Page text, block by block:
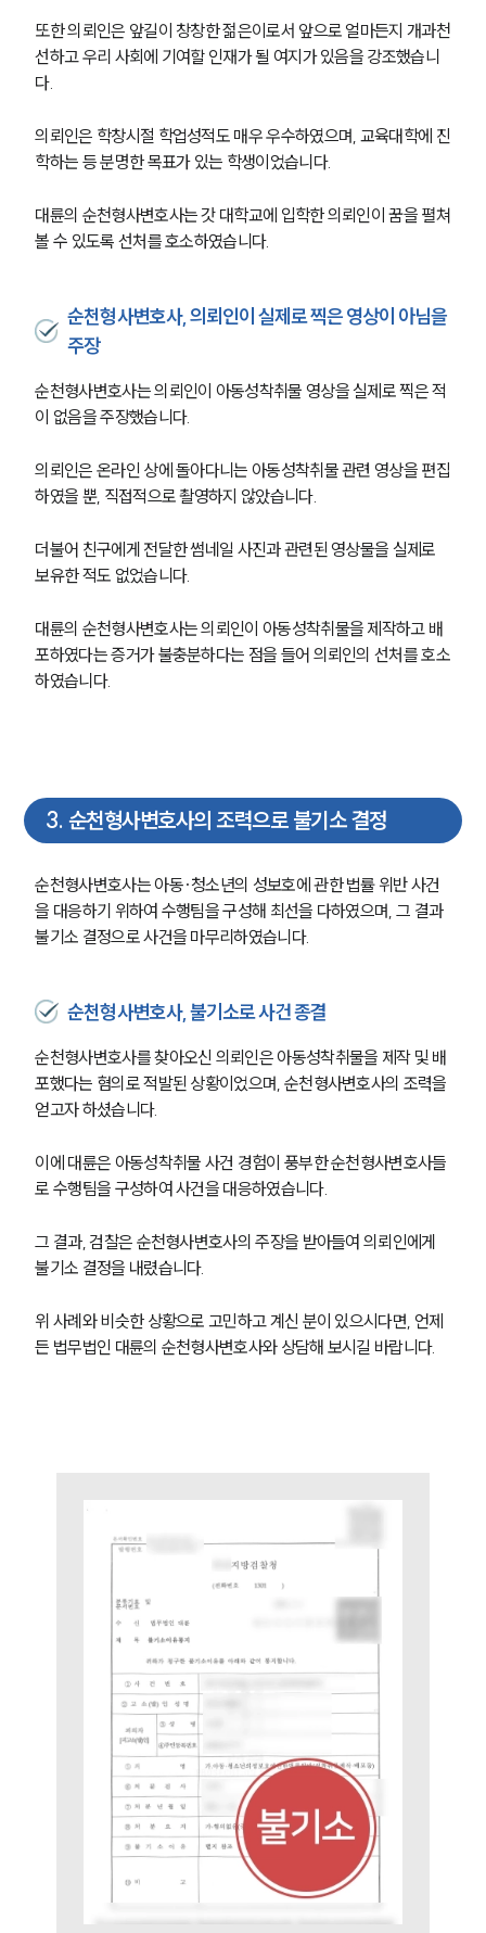
팀소개
대륜의 강점
오시는 길
고객의 소리
통합검색
AI대륜
업무사례
주요 업무사례
사례분석/최신동향
법률정보
법률지식인
고객후기
또한 의뢰인은 앞길이 창창한 젊은이로서 앞으로 얼마든지 개과천
선하고 우리 사회에 기여할 인재가 될 여지가 있음을 강조했습니
다.
의뢰인은 학창시절 학업성적도 매우 우수하였으며, 교육대학에 진
학하는 등 분명한 목표가 있는 학생이었습니다.
대륜의 순천형사변호사는 갓 대학교에 입학한 의뢰인이 꿈을 펼쳐
볼 수 있도록 선처를 호소하였습니다.
순천형사변호사, 의뢰인이 실제로 찍은 영상이 아님을
주장
순천형사변호사는 의뢰인이 아동성착취물 영상을 실제로 찍은 적
이 없음을 주장했습니다.
의뢰인은 온라인 상에 돌아다니는 아동성착취물 관련 영상을 편집
하였을 뿐, 직접적으로 촬영하지 않았습니다.
더불어 친구에게 전달한 썸네일 사진과 관련된 영상물을 실제로
보유한 적도 없었습니다.
대륜의 순천형사변호사는 의뢰인이 아동성착취물을 제작하고 배
포하였다는 증거가 불충분하다는 점을 들어 의뢰인의 선처를 호소
하였습니다.
3. 순천형사변호사의 조력으로 불기소 결정
순천형사변호사는 아동·청소년의 성보호에 관한 법률 위반 사건
을 대응하기 위하여 수행팀을 구성해 최선을 다하였으며, 그 결과
불기소 결정으로 사건을 마무리하였습니다.
순천형사변호사, 불기소로 사건 종결
순천형사변호사를 찾아오신 의뢰인은 아동성착취물을 제작 및 배
포했다는 혐의로 적발된 상황이었으며, 순천형사변호사의 조력을
얻고자 하셨습니다.
이에 대륜은 아동성착취물 사건 경험이 풍부한 순천형사변호사들
로 수행팀을 구성하여 사건을 대응하였습니다.
그 결과, 검찰은 순천형사변호사의 주장을 받아들여 의뢰인에게
불기소 결정을 내렸습니다.
위 사례와 비슷한 상황으로 고민하고 계신 분이 있으시다면, 언제
든 법무법인 대륜의 순천형사변호사와 상담해 보시길 바랍니다.